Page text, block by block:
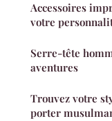
Accessoires
votre
Serre-tête
aventures
Trouvez votre
porter